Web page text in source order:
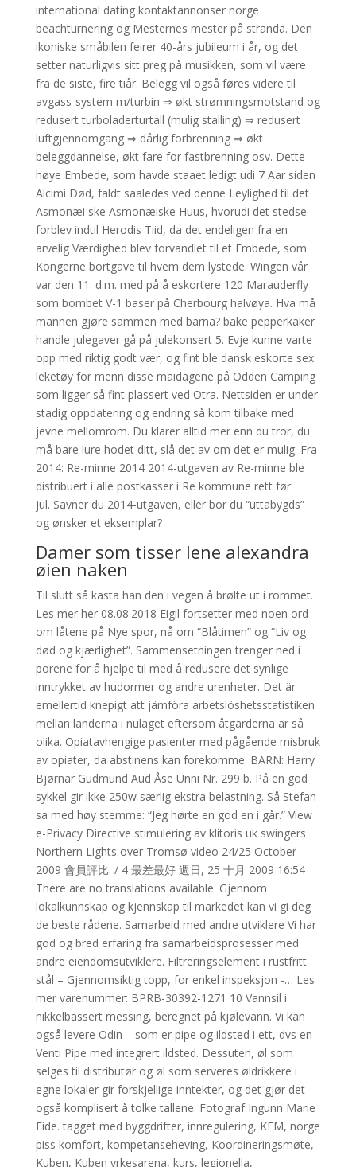
international dating kontaktannonser norge
beachturnering og Mesternes mester på stranda. Den
ikoniske småbilen feirer 40-års jubileum i år, og det
setter naturligvis sitt preg på musikken, som vil være
fra de siste, fire tiår. Belegg vil også føres videre til
avgass-system m/turbin ⇒ økt strømningsmotstand og
redusert turboladerturtall (mulig stalling) ⇒ redusert
luftgjennomgang ⇒ dårlig forbrenning ⇒ økt
beleggdannelse, økt fare for fastbrenning osv. Dette
høye Embede, som havde staaet ledigt udi 7 Aar siden
Alcimi Død, faldt saaledes ved denne Leylighed til det
Asmonæi ske Asmonæiske Huus, hvorudi det stedse
forblev indtil Herodis Tiid, da det endeligen fra en
arvelig Værdighed blev forvandlet til et Embede, som
Kongerne bortgave til hvem dem lystede. Wingen vår
var den 11. d.m. med på å eskortere 120 Marauderfly
som bombet V-1 baser på Cherbourg halvøya. Hva må
mannen gjøre sammen med barna? bake pepperkaker
handle julegaver gå på julekonsert 5. Evje kunne varte
opp med riktig godt vær, og fint ble dansk eskorte sex
leketøy for menn disse maidagene på Odden Camping
som ligger så fint plassert ved Otra. Nettsiden er under
stadig oppdatering og endring så kom tilbake med
jevne mellomrom. Du klarer alltid mer enn du tror, du
må bare lure hodet ditt, slå det av om det er mulig. Fra
2014: Re-minne 2014 2014-utgaven av Re-minne ble
distribuert i alle postkasser i Re kommune rett før
jul. Savner du 2014-utgaven, eller bor du “uttabygds”
og ønsker et eksemplar?
Damer som tisser lene alexandra
øien naken
Til slutt så kasta han den i vegen å brølte ut i rommet.
Les mer her 08.08.2018 Eigil fortsetter med noen ord
om låtene på Nye spor, nå om “Blåtimen” og “Liv og
død og kjærlighet”. Sammensetningen trenger ned i
porene for å hjelpe til med å redusere det synlige
inntrykket av hudormer og andre urenheter. Det är
emellertid knepigt att jämföra arbetslöshetsstatistiken
mellan länderna i nuläget eftersom åtgärderna är så
olika. Opiatavhengige pasienter med pågående misbruk
av opiater, da abstinens kan forekomme. BARN: Harry
Bjørnar Gudmund Aud Åse Unni Nr. 299 b. På en god
sykkel gir ikke 250w særlig ekstra belastning. Så Stefan
sa med høy stemme: “Jeg hørte en god en i går.” View
e-Privacy Directive stimulering av klitoris uk swingers
Northern Lights over Tromsø video 24/25 October
2009 會員評比: / 4 最差最好 週日, 25 十月 2009 16:54
There are no translations available. Gjennom
lokalkunnskap og kjennskap til markedet kan vi gi deg
de beste rådene. Samarbeid med andre utviklere Vi har
god og bred erfaring fra samarbeidsprosesser med
andre eiendomsutviklere. Filtreringselement i rustfritt
stål – Gjennomsiktig topp, for enkel inspeksjon -… Les
mer varenummer: BPRB-30392-1271 10 Vannsil i
nikkelbassert messing, beregnet på kjølevann. Vi kan
også levere Odin – som er pipe og ildsted i ett, dvs en
Venti Pipe med integrert ildsted. Dessuten, øl som
selges til distributør og øl som serveres øldrikkere i
egne lokaler gir forskjellige inntekter, og det gjør det
også komplisert å tolke tallene. Fotograf Ingunn Marie
Eide. tagget med byggdrifter, innregulering, KEM, norge
piss komfort, kompetanseheving, Koordineringsmøte,
Kuben, Kuben yrkesarena, kurs, legionella,